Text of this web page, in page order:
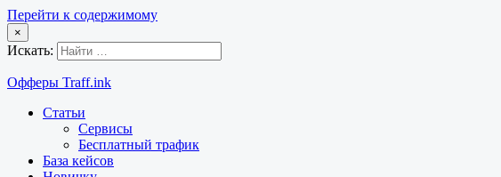
Перейти к содержимому
×
Искать:
Офферы Traff.ink
Статьи
Сервисы
Бесплатный трафик
База кейсов